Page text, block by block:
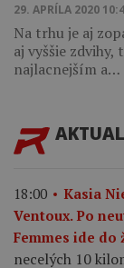
29. APRÍLA 2020
Na trhu je aj
aj vyššie
najlacnejším a…
18:00
Kasia
Ventoux. Po
Femmes ide do
necelých 10